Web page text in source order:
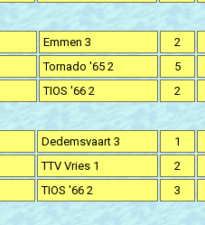
Emmen 3
2
Tornado '65 2
5
TIOS '66 2 2
Dedemsvaart 3
1
TTV Vries 1
2
TIOS '66 2 3